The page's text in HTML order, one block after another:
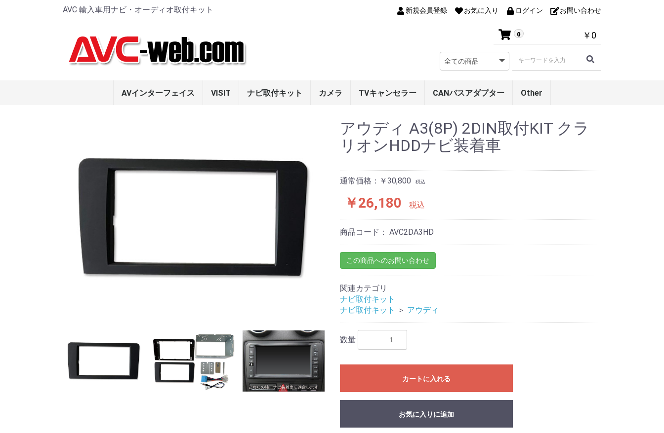
AVC 輸入車用ナビ・オーディオ取付キット 新規会員登録 お気に入り ログイン お問い合わせ
0 ￥0
AVインターフェイス VISIT ナビ取付キット
(986/987/981)
カメラ TVキャンセラー CANバスアダプター Other
ス
ベルアダプター
アウディ A3(8P) 2DIN取付KIT クラ
リオンHDDナビ装着車
通常価格：￥30,800 税込
￥26,180 税込
商品コード：AVC2DA3HD
この商品へのお問い合わせ
関連カテゴリ
ナビ取付キット
ナビ取付キット
＞ アウディ
数量
カートに入れる
お気に入りに追加